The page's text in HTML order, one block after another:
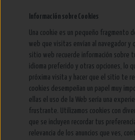
Información sobre Cookies
Una cookie es un pequeño
web que visitas enví­an al navegador y
sitio web recuerde información sobre
idioma preferido y otras opciones, lo
próxima visita y hacer que el sitio te
cookies desempeñan un papel muy
ellas el uso de la Web serí­a una
frustrante. Utilizamos cookies con
que se incluyen recordar tus
relevancia de los anuncios que ves,